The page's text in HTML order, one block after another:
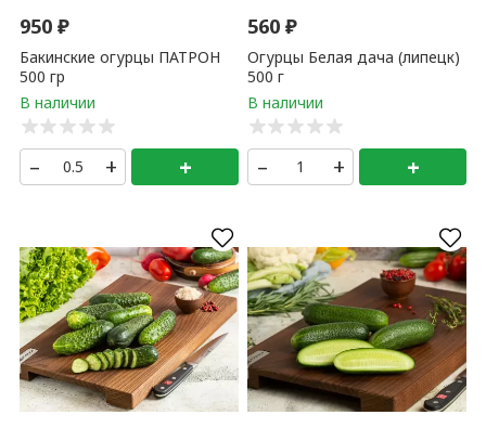
950₽
Бакинские огурцы ПАТРОН
500 гр
– + +
560₽
Огурцы Белая дача (липецк)
500 г
– + +